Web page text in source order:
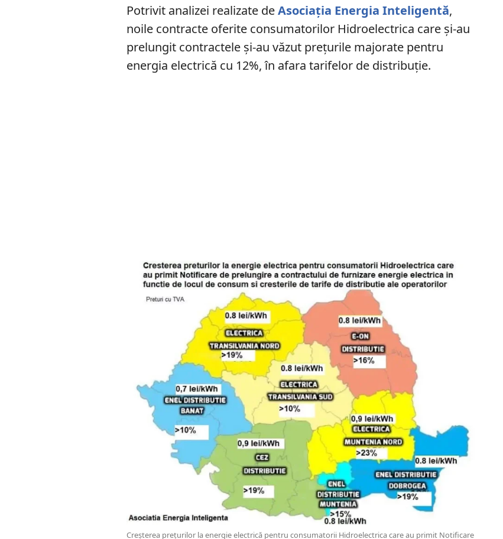
Potrivit analizei realizate deAsociația Energia Inteligentă,
noile contracte oferite consumatorilor Hidroelectrica care și-au
prelungit contractele și-au văzut prețurile majorate pentru
energia electrică cu 12%, în afara tarifelor de distribuție.
Creșterea prețurilor la energie electrică pentru consumatorii Hidroelectrica care au primit Notificare